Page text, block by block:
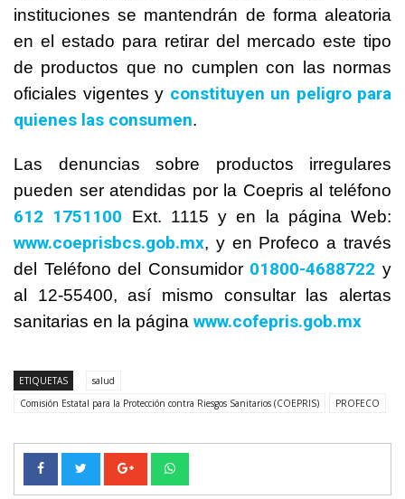
instituciones se mantendrán de forma aleatoria
en el estado para retirar del mercado este tipo
de productos que no cumplen con las normas
oficiales vigentes y constituyen un peligro para
quienes las consumen.
Las denuncias sobre productos irregulares
pueden ser atendidas por la Coepris al teléfono
612 1751100 Ext. 1115 y en la página Web:
www.coeprisbcs.gob.mx, y en Profeco a través
del Teléfono del Consumidor 01800-4688722 y
al 12-55400, así mismo consultar las alertas
sanitarias en la página www.cofepris.gob.mx
ETIQUETAS
salud
Comisión Estatal para la Protección contra Riesgos Sanitarios (COEPRIS)
PROFECO